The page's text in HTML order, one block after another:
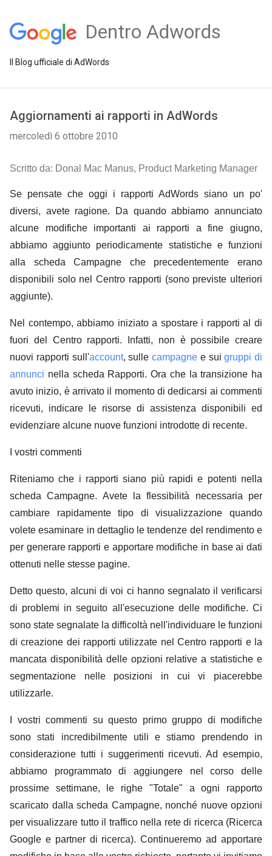
Dentro Adwords
Il Blog ufficiale di AdWords
Aggiornamenti ai rapporti in AdWords
mercoledì 6 ottobre 2010
Scritto da: Donal Mac Manus, Product Marketing Manager
Se pensate che oggi i rapporti AdWords siano un po'
diversi, avete ragione. Da quando abbiamo annunciato
alcune modifiche importanti ai rapporti a fine giugno,
abbiamo aggiunto periodicamente statistiche e funzioni
alla scheda Campagne che precedentemente erano
disponibili solo nel Centro rapporti (sono previste ulteriori
aggiunte).
Nel contempo, abbiamo iniziato a spostare i rapporti al di
fuori del Centro rapporti. Infatti, non è possibile creare
nuovi rapporti sull'account, sulle campagne e suigruppi di
annunci nella scheda Rapporti. Ora che la transizione ha
avuto inizio, è arrivato il momento di dedicarsi ai commenti
ricevuti, indicare le risorse di assistenza disponibili ed
evidenziare alcune nuove funzioni introdotte di recente.
I vostri commenti
Riteniamo che i rapporti siano più rapidi e potenti nella
scheda Campagne. Avete la flessibilità necessaria per
cambiare rapidamente tipo di visualizzazione quando
volete esaminare in dettaglio le tendenze del rendimento e
per generare rapporti e apportare modifiche in base ai dati
ottenuti nelle stesse pagine.
Detto questo, alcuni di voi ci hanno segnalato il verificarsi
di problemi in seguito all'esecuzione delle modifiche. Ci
sono state segnalate la difficoltà nell'individuare le funzioni
di creazione dei rapporti utilizzate nel Centro rapporti e la
mancata disponibilità delle opzioni relative a statistiche e
segmentazione nelle posizioni in cui vi piacerebbe
utilizzarle.
I vostri commenti su questo primo gruppo di modifiche
sono stati incredibilmente utili e stiamo prendendo in
considerazione tutti i suggerimenti ricevuti. Ad esempio,
abbiamo programmato di aggiungere nel corso delle
prossime settimane, le righe "Totale" a ogni rapporto
scaricato dalla scheda Campagne, nonché nuove opzioni
per visualizzare tutto il traffico nella rete di ricerca (Ricerca
Google e partner di ricerca). Continueremo ad apportare